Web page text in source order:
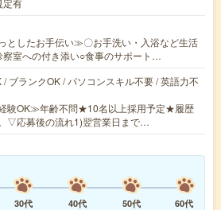
定有
としたお手伝い≫〇お手洗い・入浴など生活
察室への付き添い○食事のサポート…
/ ブランクOK / パソコンスキル不要 / 英語力不
験OK≫年齢不問★10名以上採用予定★履歴
▽応募後の流れ1)翌営業日まで…
30代 40代 50代
60代